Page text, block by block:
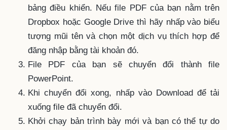
bảng điều khiển. Nếu file PDF của bạn nằm trên
Dropbox hoặc Google Drive thì hãy nhấp vào biểu
tượng mũi tên và chọn một dịch vụ thích hợp để
đăng nhập bằng tài khoản đó.
File PDF của bạn sẽ chuyển đổi thành file
PowerPoint.
Khi chuyển đổi xong, nhấp vào Download để tải
xuống file đã chuyển đổi.
Khởi chạy bản trình bày mới và bạn có thể tự do